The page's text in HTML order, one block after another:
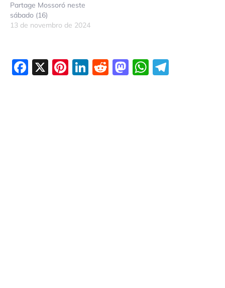
Partage Mossoró neste
sábado (16)
13 de novembro de 2024
Facebook
X Pinterest
LinkedIn
Reddit
Mastodon